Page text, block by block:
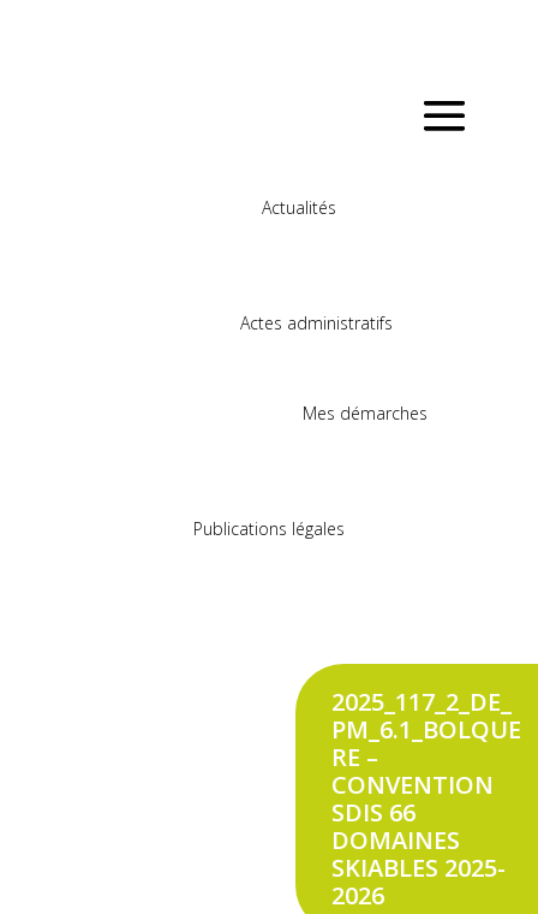
Actualités
Actes administratifs
Mes démarches
Publications légales
2025_117_2_DE_
PM_6.1_BOLQUE
RE –
CONVENTION
SDIS 66
DOMAINES
SKIABLES 2025-
2026